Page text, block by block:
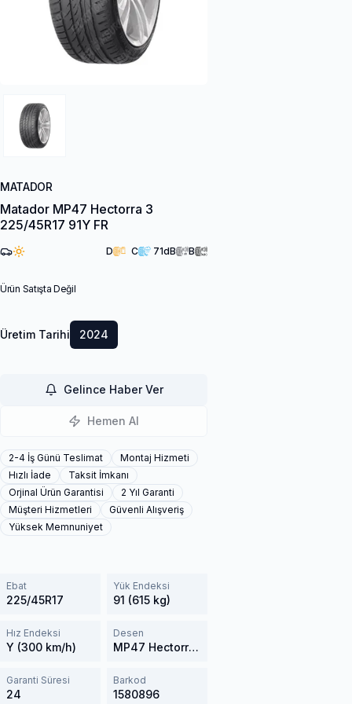
MATADOR
Matador MP47 Hectorra 3
225/45R17 91Y FR
D C 71dB B
Ürün Satışta Değil
Üretim Tarihi 2024
Gelince Haber Ver
Hemen Al
2-4 İş Günü Teslimat
Montaj Hizmeti
Hızlı İade
Taksit İmkanı
Orjinal Ürün Garantisi
2 Yıl Garanti
Müşteri Hizmetleri
Güvenli Alışveriş
Yüksek Memnuniyet
Ebat
225/45R17
Yük Endeksi
91 (615 kg)
Hız Endeksi
Y (300 km/h)
Desen
MP47 Hectorra 3
Garanti Süresi
24
Barkod
1580896